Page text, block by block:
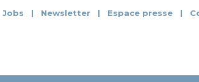
Jobs | Newsletter | Espace presse |